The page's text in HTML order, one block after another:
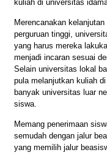
kuliah di universitas
Merencanakan
perguruan tinggi,
yang harus mereka
menjadi incaran sesuai
Selain universitas lokal
pula melanjutkan kuliah
banyak universitas luar
siswa.
Memang penerimaan
semudah dengan jalur
yang memilih jalur